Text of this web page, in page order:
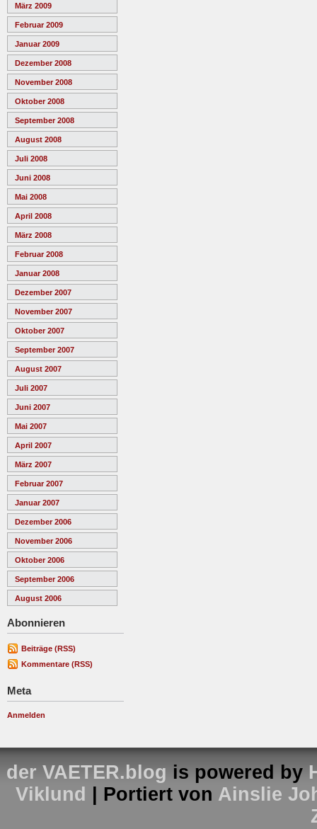
März 2009
Februar 2009
Januar 2009
Dezember 2008
November 2008
Oktober 2008
September 2008
August 2008
Juli 2008
Juni 2008
Mai 2008
April 2008
März 2008
Februar 2008
Januar 2008
Dezember 2007
November 2007
Oktober 2007
September 2007
August 2007
Juli 2007
Juni 2007
Mai 2007
April 2007
März 2007
Februar 2007
Januar 2007
Dezember 2006
November 2006
Oktober 2006
September 2006
August 2006
Abonnieren
Beiträge (RSS)
Kommentare (RSS)
Meta
Anmelden
der VAETER.blog is powered by
Viklund
| Portiert von Ainslie